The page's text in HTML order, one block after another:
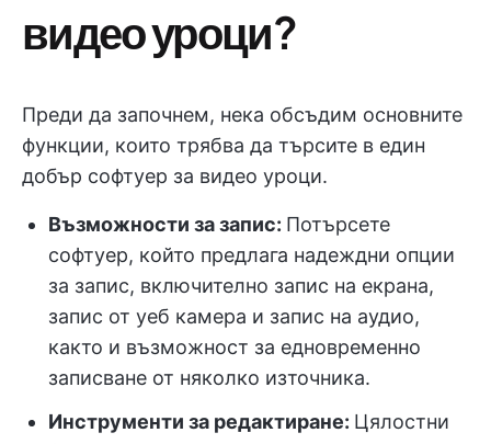
видео уроци?
Преди да започнем, нека обсъдим основните
функции, които трябва да търсите в един
добър софтуер за видео уроци.
Възможности за запис: Потърсете
софтуер, който предлага надеждни опции
за запис, включително запис на екрана,
запис от уеб камера и запис на аудио,
както и възможност за едновременно
записване от няколко източника.
Инструменти за редактиране: Цялостни